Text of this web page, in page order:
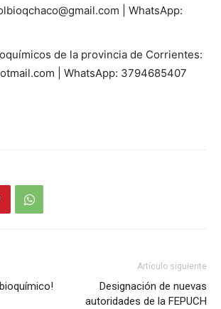
| WhatsApp:
de la provincia de Corrientes:
| WhatsApp: 3794685407
Artículo siguiente
Designación de nuevas
autoridades de la FEPUCH